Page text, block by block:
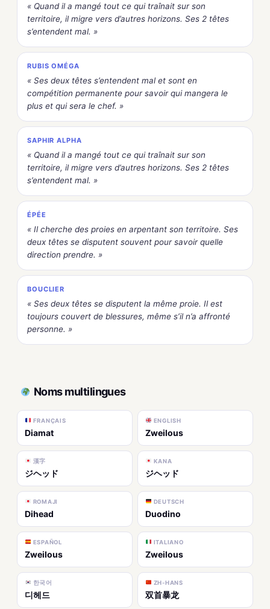
« Quand il a mangé tout ce qui traînait sur son
territoire, il migre vers d’autres horizons. Ses 2 têtes
s’entendent mal. »
RUBIS OMÉGA
« Ses deux têtes s’entendent mal et sont en
compétition permanente pour savoir qui mangera le
plus et qui sera le chef. »
SAPHIR ALPHA
« Quand il a mangé tout ce qui traînait sur son
territoire, il migre vers d’autres horizons. Ses 2 têtes
s’entendent mal. »
ÉPÉE
« Il cherche des proies en arpentant son territoire. Ses
deux têtes se disputent souvent pour savoir quelle
direction prendre. »
BOUCLIER
« Ses deux têtes se disputent la même proie. Il est
toujours couvert de blessures, même s’il n’a affronté
personne. »
Noms multilingues
FRANÇAIS
Diamat
ENGLISH
Zweilous
漢字
ジヘッド
KANA
ジヘッド
ROMAJI
Dihead
DEUTSCH
Duodino
ESPAÑOL
Zweilous
ITALIANO
Zweilous
한국어
디헤드
ZH-HANS
双首暴龙